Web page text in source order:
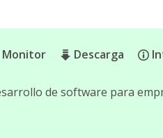
Descarga
de software para